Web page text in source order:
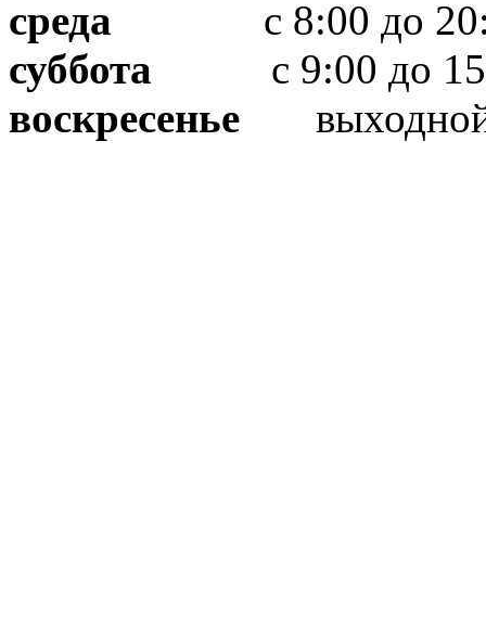
среда с 8:00 до
суббота с 9:00 до
воскресенье